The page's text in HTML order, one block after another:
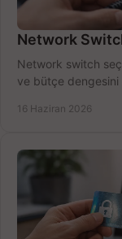
Network
Network switch
ve bütçe dengesini
16 Haziran 2026